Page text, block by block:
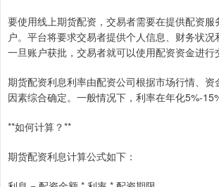
要使用线上期货配资，交易者需要在提供配资服
户。平台将要求交易者提供个人信息、财务状况
一旦账户获批，交易者就可以使用配资资金进行
期货配资利息利率由配资公司根据市场行情、
因素综合确定。一般情况下，利率在年化5%-
**如何计算？**
期货配资利息计算公式如下：